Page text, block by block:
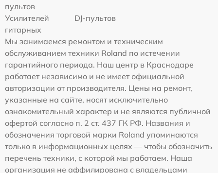
пультов
Усилителей
гитарных
DJ-пультов
Мы занимаемся ремонтом и техническим
обслуживанием техники Roland по истечении
гарантийного периода. Наш центр в Краснодаре
работает независимо и не имеет официальной
авторизации от производителя. Цены на ремонт,
указанные на сайте, носят исключительно
ознакомительный характер и не являются публичной
офертой согласно п. 2 ст. 437 ГК РФ. Названия и
обозначения торговой марки Roland упоминаются
только в информационных целях — чтобы обозначить
перечень техники, с которой мы работаем. Наша
организация не аффилирована с владельцами